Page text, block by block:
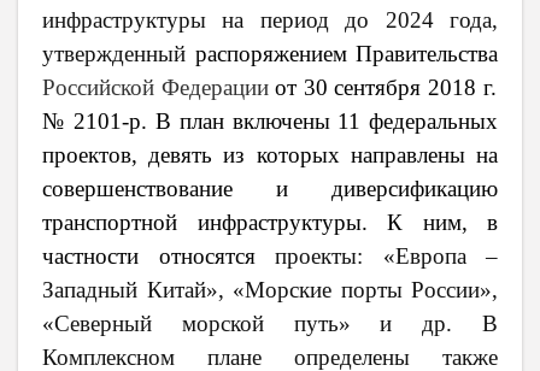
инфраструктуры на период до 2024 года,
утвержденный распоряжением Правительства
Российской Федерации от 30 сентября 2018 г.
№ 2101-р. В план включены 11 федеральных
проектов, девять из которых направлены на
совершенствование и диверсификацию
транспортной инфраструктуры. К ним, в
частности относятся проекты: «Европа –
Западный Китай», «Морские порты России»,
«Северный морской путь» и др. В
Комплексном плане определены также